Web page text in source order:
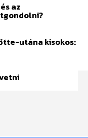
az
utána kisokos: